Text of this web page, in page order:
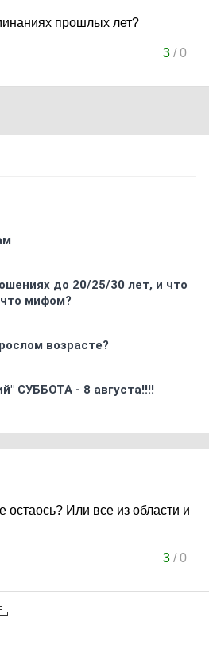
прошлых лет?
3/0
до 20/25/30 лет, и что
мифом?
возрасте?
СУББОТА - 8 августа!!!!
остаось? Или все из области и
3/0